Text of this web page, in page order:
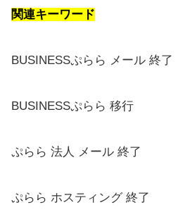
関連キーワード
BUSINESSぷらら メール 終了
BUSINESSぷらら 移行
ぷらら 法人 メール 終了
ぷらら ホスティング 終了